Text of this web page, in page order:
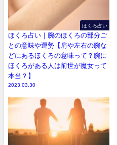
ほくろ占い
ほくろ占い｜腕のほくろの部分ご
との意味や運勢【肩や左右の腕な
どにあるほくろの意味って？腕に
ほくろがある人は前世が魔女って
本当？】
2023.03.30